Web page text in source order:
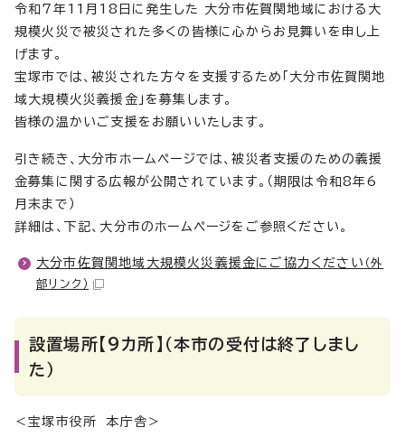
令和7年11月18日に発生した 大分市佐賀関地域における大
規模火災で被災された多くの皆様に心からお見舞いを申し上
げます。
宝塚市では、被災された方々を支援するため「大分市佐賀関地
域大規模火災義援金」を募集します。
皆様の温かいご支援をお願いいたします。
引き続き、大分市ホームページでは、被災者支援のための義援
金募集に関する広報が公開されています。（期限は令和8年6
月末まで）
詳細は、下記、大分市のホームページをご参照ください。
大分市佐賀関地域大規模火災義援金にご協力ください （外
部リンク）
設置場所【9カ所】（本市の受付は終了しまし
た）
＜宝塚市役所 本庁舎＞